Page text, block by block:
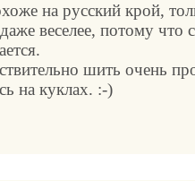
на русский крой,
веселее, потому что
шить очень
на куклах. :-)